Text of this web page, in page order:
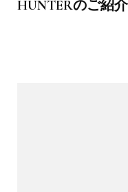
HUNTERのご紹